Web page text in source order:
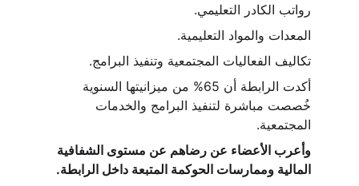
رواتب الكادر التعليمي.
المعدات والمواد التعليمية.
تكاليف الفعاليات المجتمعية وتنفيذ البرامج.
أكدت الرابطة أن 65% من ميزانيتها السنوية
خُصصت مباشرة لتنفيذ البرامج والخدمات
المجتمعية.
وأعرب الأعضاء عن رضاهم عن مستوى الشفافية
المالية وممارسات الحوكمة المتبعة داخل الرابطة.